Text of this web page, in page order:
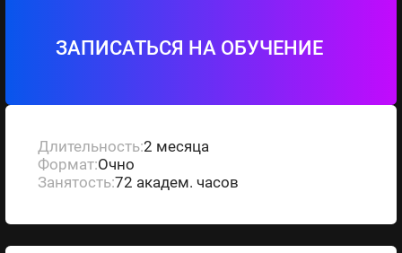
ЗАПИСАТЬСЯ НА ОБУЧЕНИЕ
Длительность:2 месяца
Формат:Очно
Занятость:72 академ. часов